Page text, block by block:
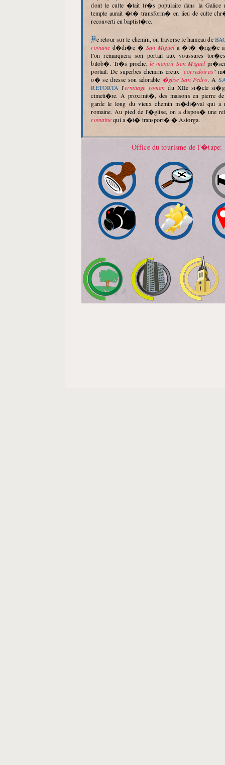
dont le culte �tait tr�s populaire dans la Galice
temple aurait �t� transform� en lieu de culte
reconverti en baptist�re.
De retour sur le chemin, on traverse le hameau de
romane d�di�e � San Miguela �t� �rig�e
l'on remarquera son portail aux voussures
bilob�. Tr�s proche,le manoir San Miguel
portail. De superbes chemins creux "corredoiras"
o� se dresse son adorable �glise San Pedro. A
RETORTAl'ermitage roman du XIIe si�cle
cimeti�re. A proximit�, des maisons en pierre de
garde le long du vieux chemin m�di�val qui a
romaine. Au pied de l'�glise, on a dispos� une
romainequi a �t� transport� � Astorga.
Office du tourisme de l'�tape: